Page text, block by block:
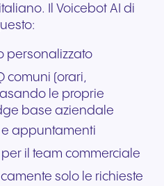
Il Voicebot AI di
personalizzato
comuni (orari,
le proprie
base aziendale
e appuntamenti
il team commerciale
solo le richieste